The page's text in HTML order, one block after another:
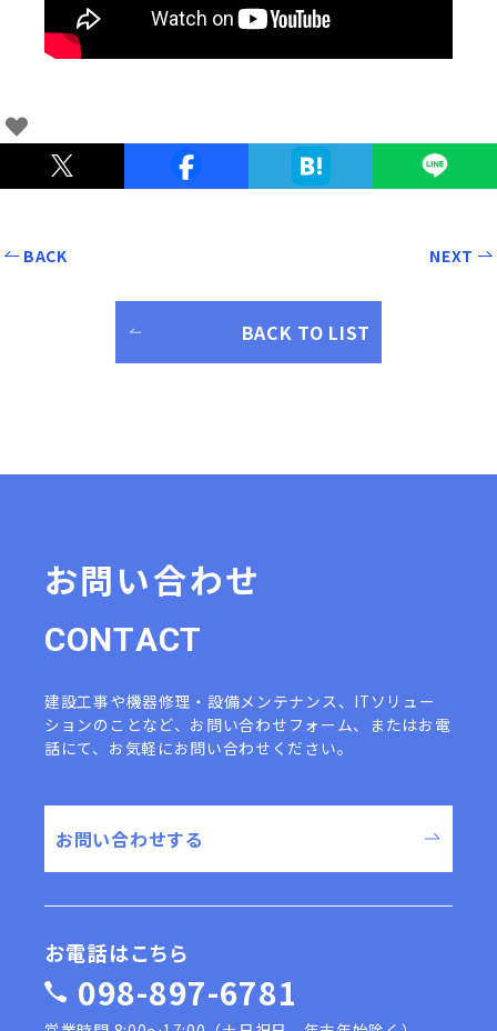
BACK
BACK TO LIST
NEXT
お問い合わせ
CONTACT
建設工事や機器修理・設備メンテナンス、ITソリュー
ションのことなど、 お問い合わせフォーム、またはお電
話にて、お気軽にお問い合わせください。
お問い合わせする
お電話はこちら
098-897-6781